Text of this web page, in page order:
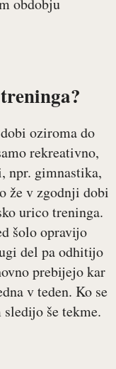
obdobju
oziroma do
rekreativno,
npr. gimnastika,
že v zgodnji dobi
urico treninga.
šolo opravijo
del pa odhitijo
prebijejo kar
v teden. Ko se
sledijo še tekme.